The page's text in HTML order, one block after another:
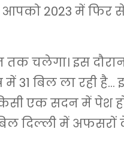
आपको 2023 में फिर
चलेगा। इस
31 बिल ला रही है…
एक सदन में पेश हो
दिल्ली में अफसरों